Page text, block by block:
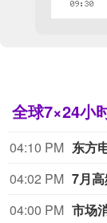
全球7×24小
04:10 PM
04:02 PM 7月
04:00 PM 市场